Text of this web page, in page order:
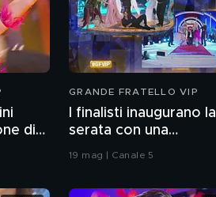
di
GRANDE FRATELLO VIP
I finalisti inaugurano la
serata con una
coreografia
19 mag | Canale 5